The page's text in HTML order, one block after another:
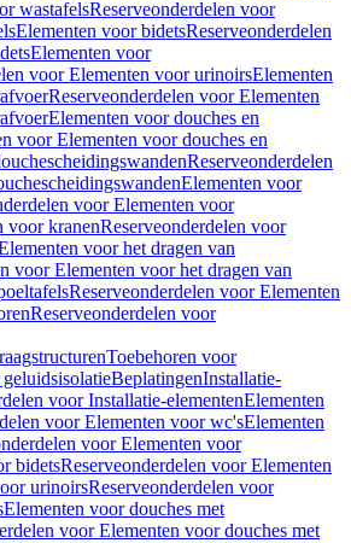
wastafelsReserveonderdelen voor
Elementen voor bidetsReserveonderdelen
Elementen voor
voor Elementen voor urinoirsElementen
Reserveonderdelen voor Elementen
Elementen voor douches en
voor Elementen voor douches en
Reserveonderdelen
Elementen voor
voor Elementen voor
voor kranenReserveonderdelen voor
voor het dragen van
voor Elementen voor het dragen van
Reserveonderdelen voor Elementen
Reserveonderdelen voor
Toebehoren voor
BeplatingenInstallatie-
voor Installatie-elementenElementen
voor Elementen voor wc'sElementen
voor Elementen voor
bidetsReserveonderdelen voor Elementen
urinoirsReserveonderdelen voor
Elementen voor douches met
voor Elementen voor douches met